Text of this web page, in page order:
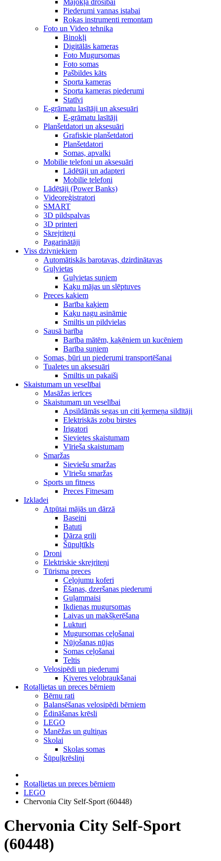
Mājokļa drošībai
Piederumi vannas istabai
Rokas instrumenti remontam
Foto un Video tehnika
Binokļi
Digitālās kameras
Foto Mugursomas
Foto somas
Pašbildes kāts
Sporta kameras
Sporta kameras piederumi
Statīvi
E-grāmatu lasītāji un aksesuāri
E-grāmatu lasītāji
Planšetdatori un aksesuāri
Grafiskie planšetdatori
Planšetdatori
Somas, apvalki
Mobilie telefoni un aksesuāri
Lādētāji un adapteri
Mobilie telefoni
Lādētāji (Power Banks)
Videoreģistratori
SMART
3D pildspalvas
3D printeri
Skrejriteņi
Pagarinātāji
Viss dzivniekiem
Automātiskās barotavas, dzirdinātavas
Guļvietas
Guļvietas suņiem
Kaķu mājas un slēptuves
Preces kaķiem
Barība kaķiem
Kaķu nagu asināmie
Smiltis un pildvielas
Sausā barība
Barība mātēm, kaķēniem un kucēniem
Barība suņiem
Somas, būri un piederumi transportēšanai
Tualetes un aksesuāri
Smiltis un pakaiši
Skaistumam un veselībai
Masāžas ierīces
Skaistumam un veselībai
Apsildāmās segas un citi ķermeņa sildītāji
Elektriskās zobu birstes
Irigatori
Sievietes skaistumam
Vīrieša skaistumam
Smaržas
Sieviešu smaržas
Vīriešu smaržas
Sports un fitness
Preces Fitnesam
Izkladei
Atpūtai mājās un dārzā
Baseini
Batuti
Dārza grili
Šūpuļtīkls
Droni
Elektriskie skrejriteņi
Tūrisma preces
Ceļojumu koferi
Ēšanas, dzeršanas piederumi
Guļammaisi
Ikdienas mugursomas
Laivas un makšķerēšana
Lukturi
Mugursomas ceļošanai
Nūjošanas nūjas
Somas ceļošanai
Teltis
Velosipēdi un piederumi
Ķiveres velobraukšanai
Rotaļlietas un preces bērniem
Bērnu rati
Balansēšanas velosipēdi bērniem
Ēdināšanas krēsli
LEGO
Manēžas un gultiņas
Skolai
Skolas somas
Šūpuļkrēsliņi
Rotaļlietas un preces bērniem
LEGO
Chervonia City Self-Sport (60448)
Chervonia City Self-Sport
(60448)